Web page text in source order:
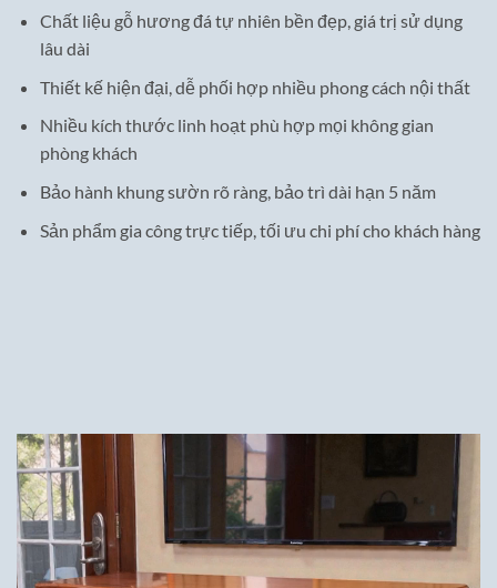
Chất liệu gỗ hương đá tự nhiên bền đẹp, giá trị sử dụng
lâu dài
Thiết kế hiện đại, dễ phối hợp nhiều phong cách nội thất
Nhiều kích thước linh hoạt phù hợp mọi không gian
phòng khách
Bảo hành khung sườn rõ ràng, bảo trì dài hạn 5 năm
Sản phẩm gia công trực tiếp, tối ưu chi phí cho khách hàng